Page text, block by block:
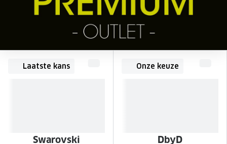
Onze brillenglazen
Nikon brillenglazen
Laatste kans
Swarovski
Onze keuze
DbyD